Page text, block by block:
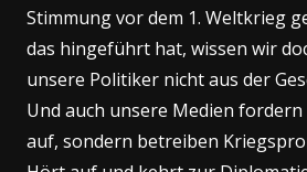
Stimmung vor dem 1. Weltkrieg
das hingeführt hat, wissen wir
unsere Politiker nicht aus der
Und auch unsere Medien
auf, sondern betreiben